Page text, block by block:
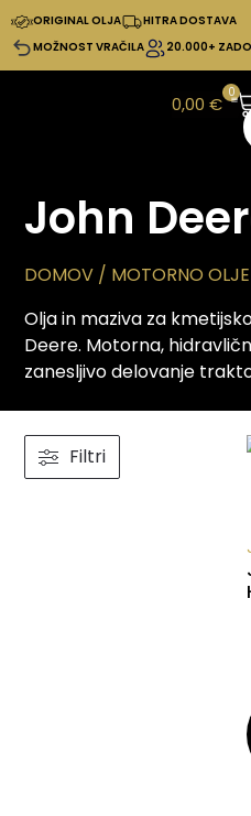
ORIGINAL OLJA
HITRA DOSTAVA
MOŽNOST VRAČILA
20.000+
0,00€
0
John
DOMOV / MOTORNO
Olja in maziva za
Deere. Motorna,
zanesljivo delovanje
Filtri